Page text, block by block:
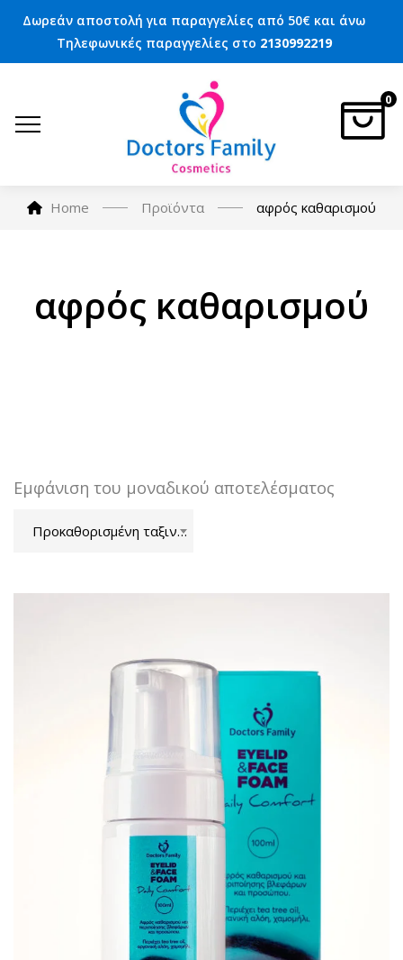
Δωρεάν αποστολή για παραγγελίες από 50€ και άνω
Τηλεφωνικές παραγγελίες στο 2130992219
0
Home Προϊόντα αφρός καθαρισμού
αφρός καθαρισμού
Εμφάνιση του μοναδικού αποτελέσματος
Προκαθορισμένη ταξινόμηση